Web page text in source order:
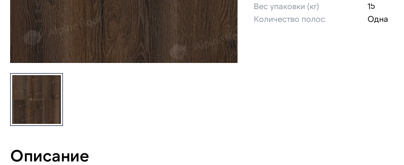
Вес упаковки (кг)
15
Количество полос
Одна
Описание